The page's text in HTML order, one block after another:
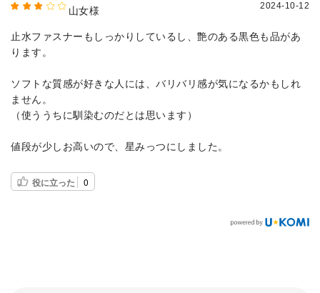
山女様 2024-10-12
止水ファスナーもしっかりしているし、艶のある黒色も品があ
ります。
ソフトな質感が好きな人には、バリバリ感が気になるかもしれ
ません。
（使ううちに馴染むのだとは思います）
値段が少しお高いので、星みっつにしました。
役に立った 0